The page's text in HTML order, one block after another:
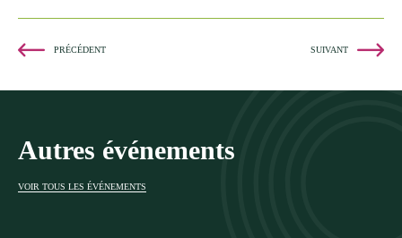
PRÉCÉDENT SUIVANT
Autres événements
VOIR TOUS LES ÉVÉNEMENTS